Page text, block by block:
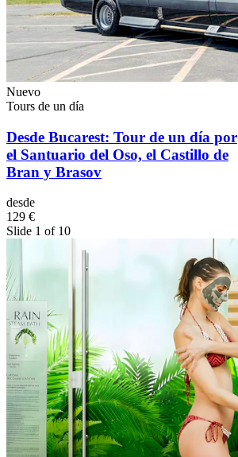
Nuevo
Tours de un día
Desde Bucarest: Tour de un día por
el Santuario del Oso, el Castillo de
Bran y Brasov
desde
129 €
Slide 1 of 10